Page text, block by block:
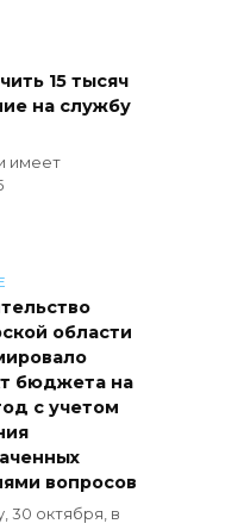
15 тысяч
на службу
имеет
области
бюджета на
с учетом
вопросов
30 октября, в